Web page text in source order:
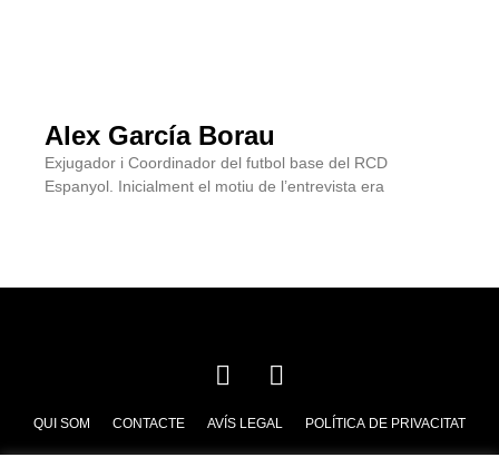
Alex García Borau
Exjugador i Coordinador del futbol base del RCD
Espanyol. Inicialment el motiu de l’entrevista era
QUI SOM CONTACTE AVÍS LEGAL POLÍTICA DE PRIVACITAT